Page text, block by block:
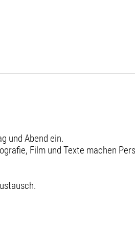
und Abend ein.
Film und Texte machen